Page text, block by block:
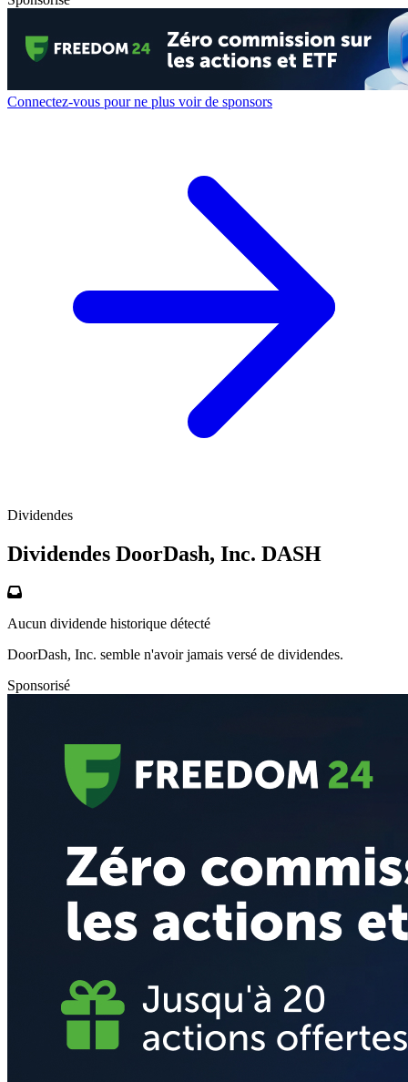
Connectez-vous pour ne plus voir de sponsors
Dividendes
Dividendes DoorDash, Inc. DASH
Aucun dividende historique détecté
DoorDash, Inc. semble n'avoir jamais versé de dividendes.
Sponsorisé